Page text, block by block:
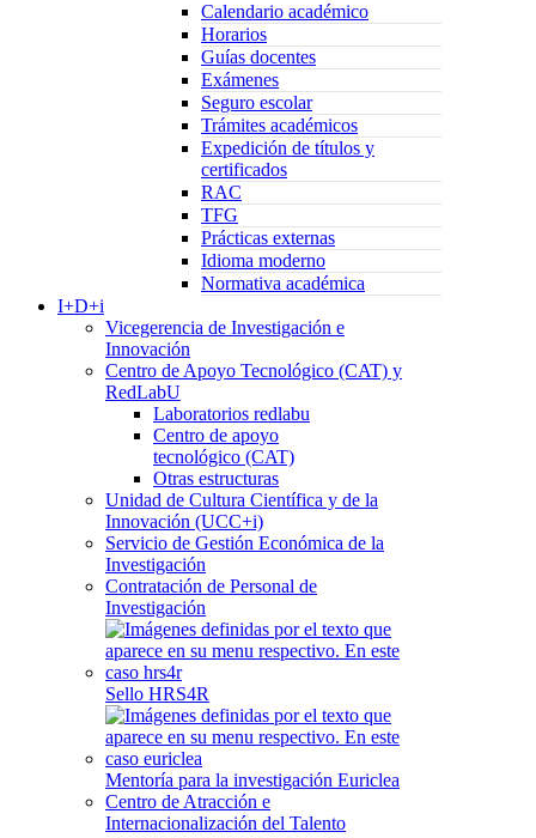
Calendario académico
Horarios
Guías docentes
Exámenes
Seguro escolar
Trámites académicos
Expedición de títulos y
certificados
RAC
TFG
Prácticas externas
Idioma moderno
Normativa académica
I+D+i
Vicegerencia de Investigación e
Innovación
Centro de Apoyo Tecnológico (CAT) y
RedLabU
Laboratorios redlabu
Centro de apoyo
tecnológico (CAT)
Otras estructuras
Unidad de Cultura Científica y de la
Innovación (UCC+i)
Servicio de Gestión Económica de la
Investigación
Contratación de Personal de
Investigación
Sello HRS4R
Mentoría para la investigación Euriclea
Centro de Atracción e
Internacionalización del Talento